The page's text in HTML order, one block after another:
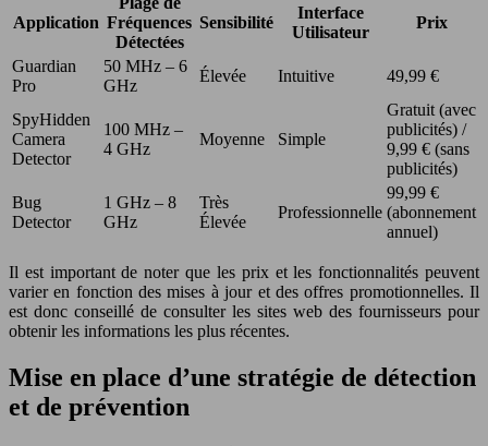
Application Fréquences
Détectées
Sensibilité
Interface
Utilisateur
Prix
Guardian
Pro
50 MHz – 6
GHz
Élevée Intuitive 49,99 €
SpyHidden
Camera
Detector
100 MHz –
4 GHz
Moyenne Simple
Gratuit (avec
publicités) /
9,99 € (sans
publicités)
Bug
Detector
1 GHz – 8
GHz
Très
Élevée
Professionnelle
99,99 €
(abonnement
annuel)
Il est important de noter que les prix et les fonctionnalités peuvent
varier en fonction des mises à jour et des offres promotionnelles. Il
est donc conseillé de consulter les sites web des fournisseurs pour
obtenir les informations les plus récentes.
Mise en place d’une stratégie de détection
et de prévention